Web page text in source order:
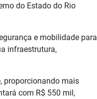
do Estado do Rio
e mobilidade para
infraestrutura,
proporcionando mais
com R$ 550 mil,